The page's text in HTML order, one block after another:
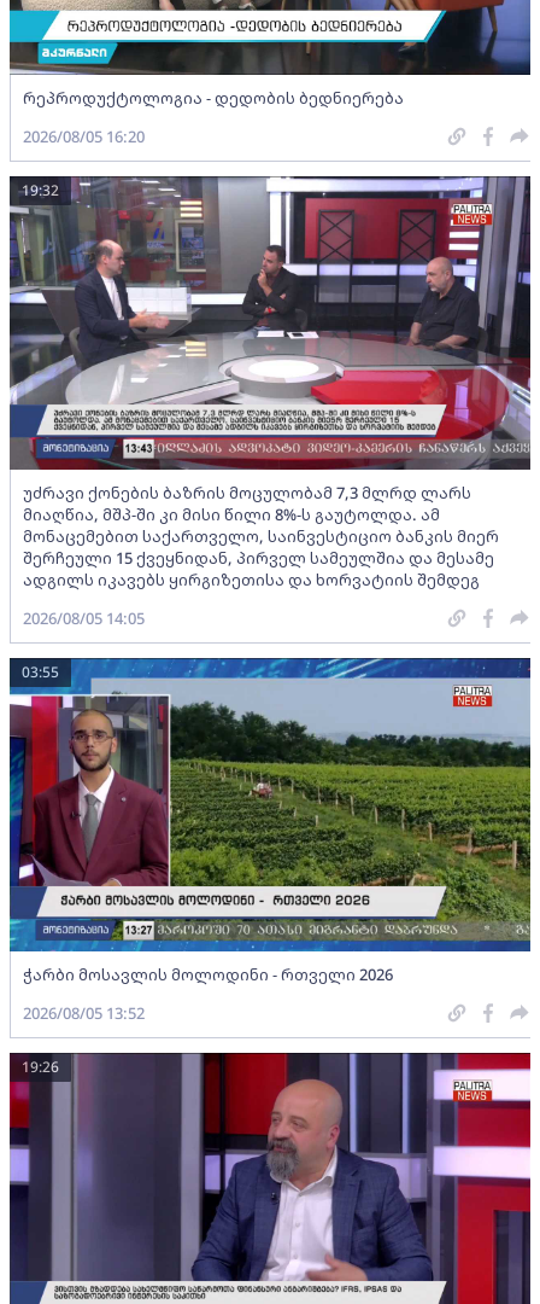
რეპროდუქტოლოგია - დედობის ბედნიერება
2026/08/05 16:20
უძრავი ქონების ბაზრის მოცულობამ 7,3 მლრდ ლარს
მიაღწია, მშპ-ში კი მისი წილი 8%-ს გაუტოლდა. ამ
მონაცემებით საქართველო, საინვესტიციო ბანკის მიერ
შერჩეული 15 ქვეყნიდან, პირველ სამეულშია და მესამე
ადგილს იკავებს ყირგიზეთისა და ხორვატიის შემდეგ
19:32
2026/08/05 14:05
ჭარბი მოსავლის მოლოდინი - რთველი 2026
03:55
2026/08/05 13:52
19:26